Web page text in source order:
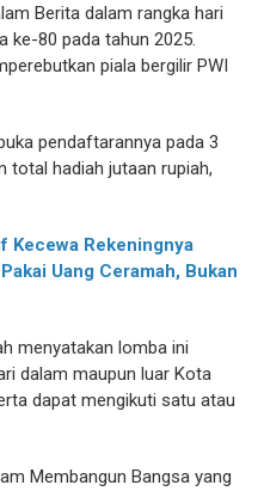
Berita dalam rangka hari
ke-80 pada tahun 2025.
piala bergilir PWI
pendaftarannya pada 3
total hadiah jutaan rupiah,
Kecewa Rekeningnya
Uang Ceramah, Bukan
menyatakan lomba ini
dalam maupun luar Kota
dapat mengikuti satu atau
Membangun Bangsa yang